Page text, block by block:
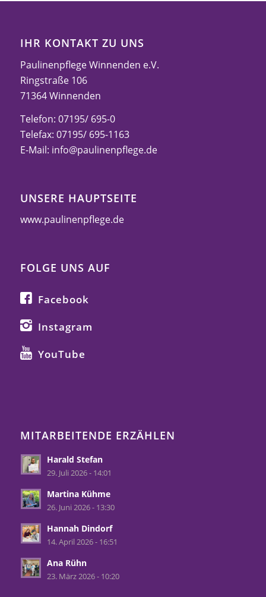
IHR KONTAKT ZU UNS
Paulinenpflege Winnenden e.V.
Ringstraße 106
71364 Winnenden
Telefon: 07195/ 695-0
Telefax: 07195/ 695-1163
E-Mail: info@paulinenpflege.de
UNSERE HAUPTSEITE
www.paulinenpflege.de
FOLGE UNS AUF
Facebook
Instagram
YouTube
MITARBEITENDE ERZÄHLEN
Harald Stefan
29. Juli 2026 - 14:01
Martina Kühme
26. Juni 2026 - 13:30
Hannah Dindorf
14. April 2026 - 16:51
Ana Rühn
23. März 2026 - 10:20